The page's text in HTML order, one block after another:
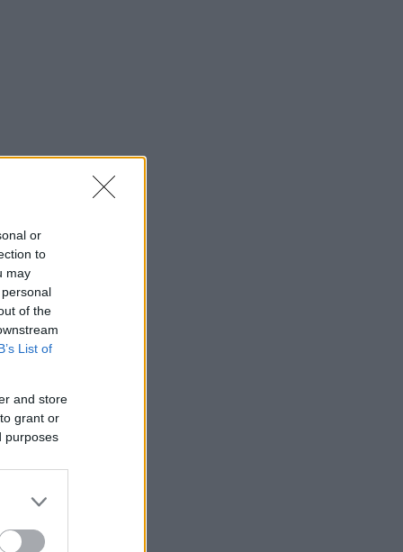
or
to
may
of the
List of
and store
grant or
purposes